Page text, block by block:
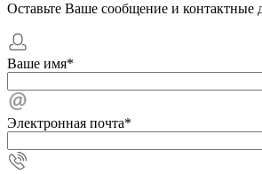
Оставьте Ваше сообщение и
Ваше имя*
Электронная почта*